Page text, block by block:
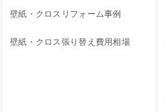
壁紙・クロスリフォーム事例
壁紙・クロス張り替え費用相場